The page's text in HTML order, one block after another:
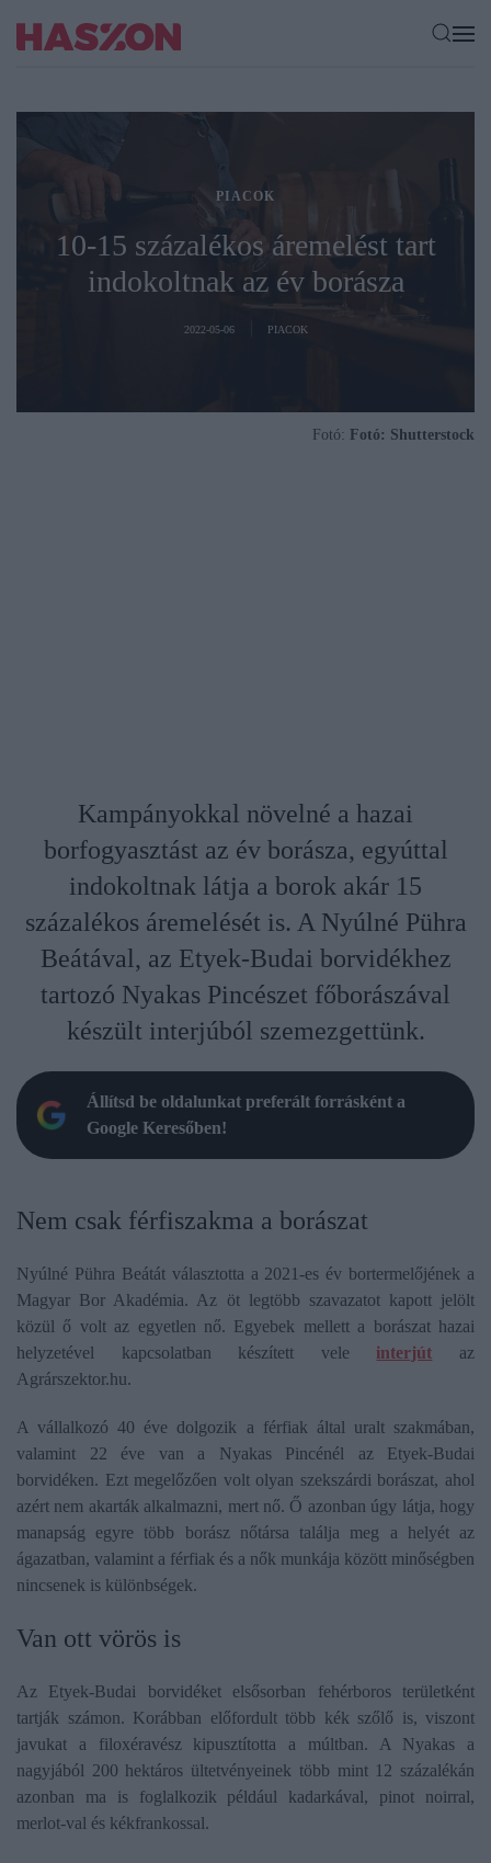
PIACOK
10-15 százalékos áremelést tart
indokoltnak az év borásza
2022-05-06 PIACOK
Fotó: Fotó: Shutterstock
Kampányokkal növelné a hazai
borfogyasztást az év borásza, egyúttal
indokoltnak látja a borok akár 15
százalékos áremelését is. A Nyúlné Pühra
Beátával, az Etyek-Budai borvidékhez
tartozó Nyakas Pincészet főborászával
készült interjúból szemezgettünk.
Állítsd be oldalunkat preferált forrásként a
Google Keresőben!
Nem csak férfiszakma a borászat
Nyúlné Pühra Beátát választotta a 2021-es év bortermelőjének a
Magyar Bor Akadémia. Az öt legtöbb szavazatot kapott jelölt
közül ő volt az egyetlen nő. Egyebek mellett a borászat hazai
helyzetével kapcsolatban készített vele interjút az
Agrárszektor.hu.
A vállalkozó 40 éve dolgozik a férfiak által uralt szakmában,
valamint 22 éve van a Nyakas Pincénél az Etyek-Budai
borvidéken. Ezt megelőzően volt olyan szekszárdi borászat, ahol
azért nem akarták alkalmazni, mert nő. Ő azonban úgy látja, hogy
manapság egyre több borász nőtársa találja meg a helyét az
ágazatban, valamint a férfiak és a nők munkája között minőségben
nincsenek is különbségek.
Van ott vörös is
Az Etyek-Budai borvidéket elsősorban fehérboros területként
tartják számon. Korábban előfordult több kék szőlő is, viszont
javukat a filoxéravész kipusztította a múltban. A Nyakas a
nagyjából 200 hektáros ültetvényeinek több mint 12 százalékán
azonban ma is foglalkozik például kadarkával, pinot noirral,
merlot-val és kékfrankossal.